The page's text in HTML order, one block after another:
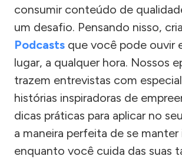
consumir conteúdo de
um desafio. Pensando nisso,
Podcasts que você pode ouvir
lugar, a qualquer hora. Nossos
trazem entrevistas com
histórias inspiradoras de
dicas práticas para aplicar no
a maneira perfeita de se
enquanto você cuida das suas